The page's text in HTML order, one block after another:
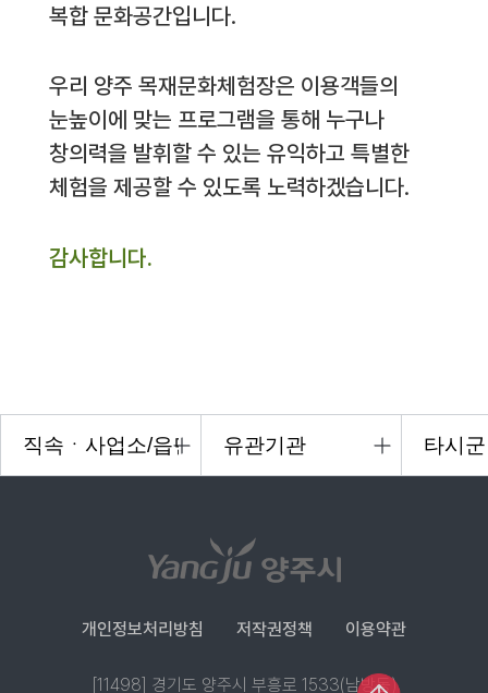
복합 문화공간입니다.
우리 양주 목재문화체험장은 이용객들의
눈높이에 맞는 프로그램을 통해 누구나
창의력을 발휘할 수 있는 유익하고 특별한
체험을 제공할 수 있도록 노력하겠습니다.
감사합니다.
개인정보처리방침 저작권정책 이용약관
[11498] 경기도 양주시 부흥로 1533(남방동)